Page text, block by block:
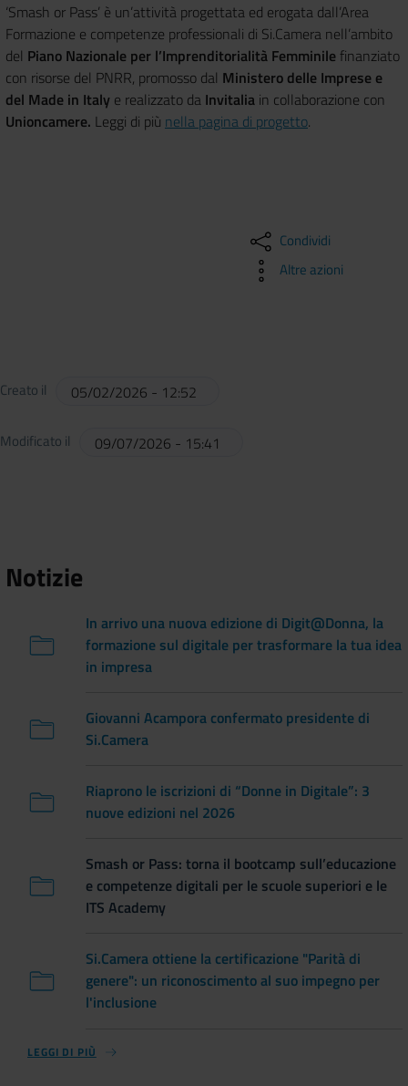
‘Smash or Pass’ è un’attività progettata ed erogata dall’Area
Formazione e competenze professionali di Si.Camera nell’ambito
del Piano Nazionale per l’Imprenditorialità Femminilefinanziato
con risorse del PNRR, promosso dal Ministero delle Imprese e
del Made in Italy e realizzato da Invitalia in collaborazione con
Unioncamere. Leggi di più nella pagina di progetto.
Condividi
Altre azioni
Creato il 05/02/2026 - 12:52
Modificato il 09/07/2026 - 15:41
Notizie
In arrivo una nuova edizione di Digit@Donna, la
formazione sul digitale per trasformare la tua idea
in impresa
Giovanni Acampora confermato presidente di
Si.Camera
Riaprono le iscrizioni di “Donne in Digitale”: 3
nuove edizioni nel 2026
Smash or Pass: torna il bootcamp sull’educazione
e competenze digitali per le scuole superiori e le
ITS Academy
Si.Camera ottiene la certificazione "Parità di
genere": un riconoscimento al suo impegno per
l'inclusione
LEGGI DI PIÙ